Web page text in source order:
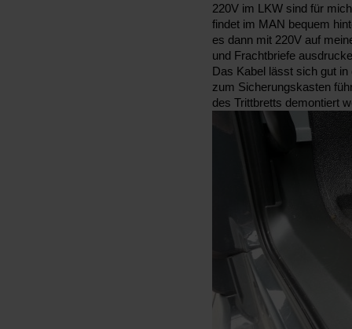
220V im LKW sind für
findet im MAN bequem
es dann mit 220V auf
und Frachtbriefe
Das Kabel lässt sich gut
zum Sicherungskasten
des Trittbretts demontiert